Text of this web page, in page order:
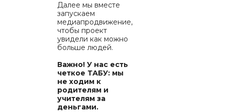
Далее мы вместе
запускаем
медиапродвижение,
чтобы проект
увидели как можно
больше людей.
Важно! У нас есть
четкое ТАБУ: мы
не ходим к
родителям и
учителям за
деньгами.